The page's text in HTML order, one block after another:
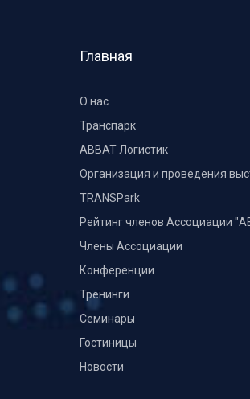
Главная
О нас
Транспарк
ABBAT Логистик
Организация и проведения
TRANSPark
Рейтинг членов Ассоциации
Члены Ассоциации
Конференции
Тренинги
Семинары
Гостиницы
Новости